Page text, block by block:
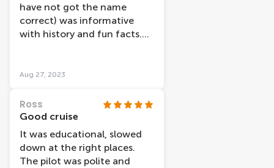
the cruise and my teenage
daughter said it was one of
the nicest things we did
have not got the name
correct) was informative
with history and fun facts.
Aug 27, 2023
Ross
Good cruise
It was educational, slowed
down at the right places.
The pilot was polite and